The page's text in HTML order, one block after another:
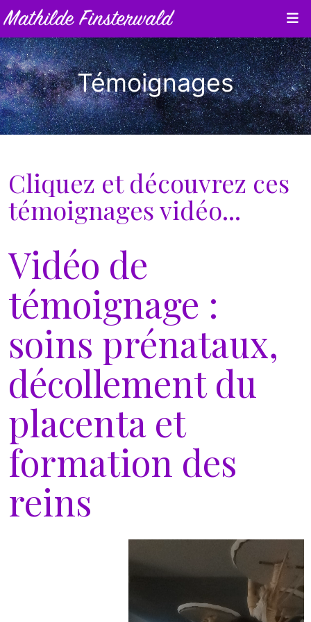
Témoignages
Cliquez et découvrez ces
témoignages vidéo...
Vidéo de
témoignage :
soins prénataux,
décollement du
placenta et
formation des
reins